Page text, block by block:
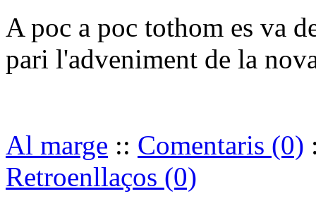
A poc a poc tothom es va
pari l'adveniment de la
Al marge :: Comentaris (0)
Retroenllaços (0)